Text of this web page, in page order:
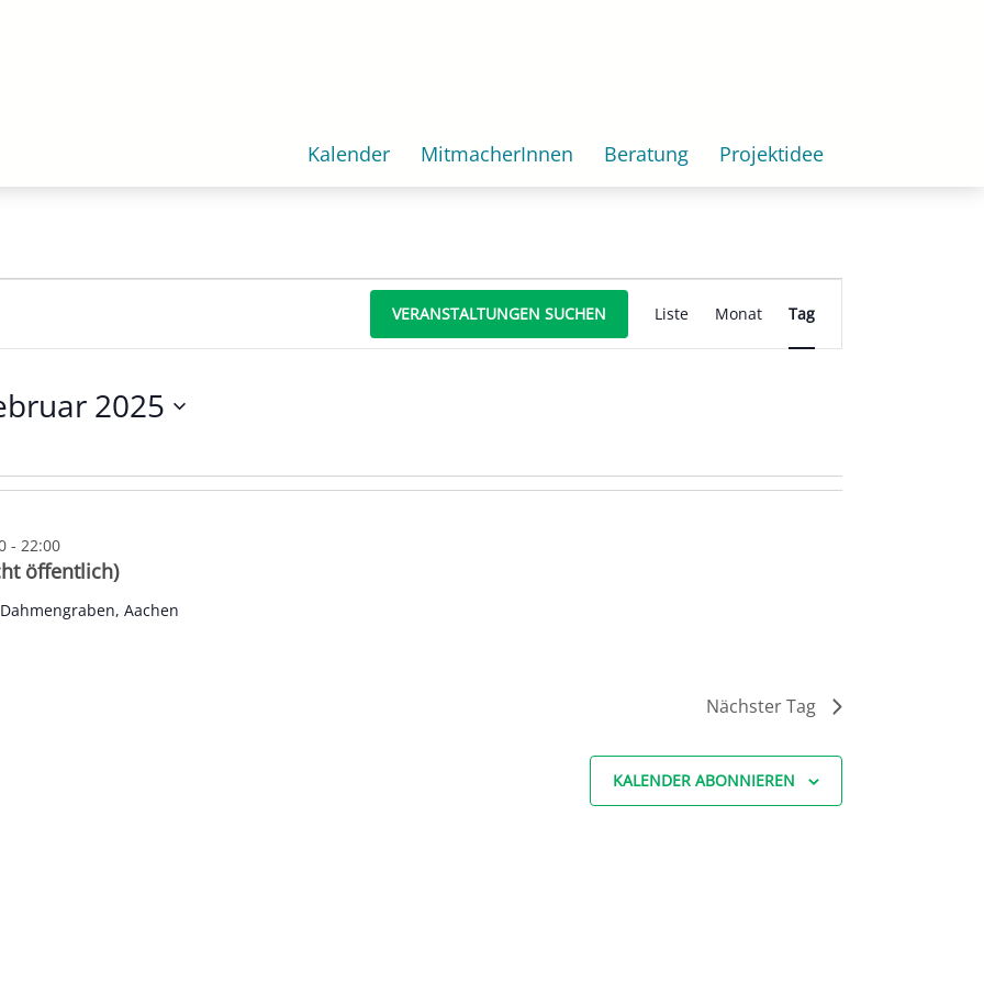
Kalender MitmacherInnen Beratung Projektidee
VERANSTALTUNGEN SUCHEN
Ansichten-
Liste Monat Tag
2025
öffentlich)
- 22:00
Aachen
Nächster Tag
KALENDER ABONNIEREN